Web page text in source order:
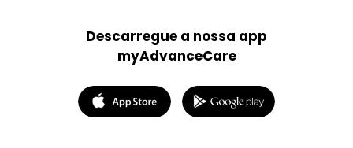
Descarregue a nossa app
myAdvanceCare